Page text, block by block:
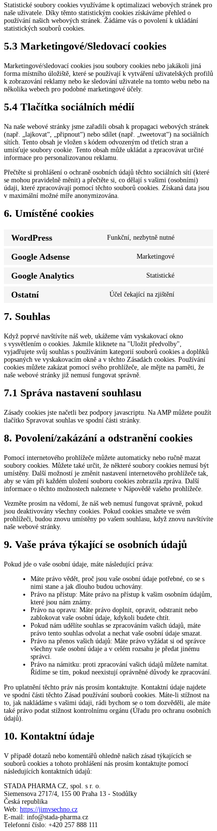
Statistické soubory cookies využíváme k optimalizaci webových stránek pro
naše uživatele. Díky těmto statistickým cookies získáváme přehled o
používání našich webových stránek. Žádáme vás o povolení k ukládání
statistických souborů cookies.
5.3 Marketingové/Sledovací cookies
Marketingové/sledovací cookies jsou soubory cookies nebo jakákoli jiná
forma místního úložiště, které se používají k vytváření uživatelských profilů
k zobrazování reklamy nebo ke sledování uživatele na tomto webu nebo na
několika webech pro podobné marketingové účely.
5.4 Tlačítka sociálních médií
Na naše webové stránky jsme zařadili obsah k propagaci webových stránek
(např. „lajkovat“, „připnout“) nebo sdílet (např. „tweetovat“) na sociálních
sítích. Tento obsah je vložen s kódem odvozeným od třetích stran a
umísťuje soubory cookie. Tento obsah může ukládat a zpracovávat určité
informace pro personalizovanou reklamu.
Přečtěte si prohlášení o ochraně osobních údajů těchto sociálních sítí (které
se mohou pravidelně měnit) a přečtěte si, co dělají s vašimi (osobními)
údaji, které zpracovávají pomocí těchto souborů cookies. Získaná data jsou
v maximální možné míře anonymizována.
6. Umístěné cookies
WordPress Funkční, nezbytně nutné
Google Adsense Marketingové
Google Analytics Statistické
Ostatní Účel čekající na zjištění
7. Souhlas
Když poprvé navštívíte náš web, ukážeme vám vyskakovací okno
s vysvětlením o cookies. Jakmile kliknete na "Uložit předvolby",
vyjadřujete svůj souhlas s používáním kategorií souborů cookies a doplňků
popsaných ve vyskakovacím okně a v těchto Zásadách cookies. Používání
cookies můžete zakázat pomocí svého prohlížeče, ale mějte na paměti, že
naše webové stránky již nemusí fungovat správně.
7.1 Správa nastavení souhlasu
Zásady cookies jste načetli bez podpory javascriptu. Na AMP můžete použít
tlačítko Spravovat souhlas ve spodní části stránky.
8. Povolení/zakázání a odstranění cookies
Pomocí internetového prohlížeče můžete automaticky nebo ručně mazat
soubory cookies. Můžete také určit, že některé soubory cookies nemusí být
umístěny. Další možností je změnit nastavení internetového prohlížeče tak,
aby se vám při každém uložení souboru cookies zobrazila zpráva. Další
informace o těchto možnostech naleznete v Nápovědě vašeho prohlížeče.
Vezměte prosím na vědomí, že náš web nemusí fungovat správně, pokud
jsou deaktivovány všechny cookies. Pokud cookies smažete ve svém
prohlížeči, budou znovu umístěny po vašem souhlasu, když znovu navštívíte
naše webové stránky.
9. Vaše práva týkající se osobních údajů
Pokud jde o vaše osobní údaje, máte následující práva:
Máte právo vědět, proč jsou vaše osobní údaje potřebné, co se s
nimi stane a jak dlouho budou uchovány.
Právo na přístup: Máte právo na přístup k vašim osobním údajům,
které jsou nám známy.
Právo na opravu: Máte právo doplnit, opravit, odstranit nebo
zablokovat vaše osobní údaje, kdykoli budete chtít.
Pokud nám udělíte souhlas se zpracováním vašich údajů, máte
právo tento souhlas odvolat a nechat vaše osobní údaje smazat.
Právo na přenos vašich údajů: Máte právo vyžádat si od správce
všechny vaše osobní údaje a v celém rozsahu je předat jinému
správci.
Právo na námitku: proti zpracování vašich údajů můžete namítat.
Řídíme se tím, pokud neexistují oprávněné důvody ke zpracování.
Pro uplatnění těchto práv nás prosím kontaktujte. Kontaktní údaje najdete
ve spodní části těchto Zásad používání souborů cookies. Máte-li stížnost na
to, jak nakládáme s vašimi údaji, rádi bychom se o tom dozvěděli, ale máte
také právo podat stížnost kontrolnímu orgánu (Úřadu pro ochranu osobních
údajů).
10. Kontaktní údaje
V případě dotazů nebo komentářů ohledně našich zásad týkajících se
souborů cookies a tohoto prohlášení nás prosím kontaktujte pomocí
následujících kontaktních údajů:
STADA PHARMA CZ, spol. s r. o.
Siemensova 2717/4, 155 00 Praha 13 - Stodůlky
Česká republika
Web: https://jimvsechno.cz
E-mail: info@stada-pharma.cz
Telefonní číslo: +420 257 888 111